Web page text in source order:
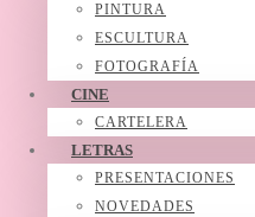
PINTURA
ESCULTURA
FOTOGRAFÍA
CINE
CARTELERA
LETRAS
PRESENTACIONES
NOVEDADES